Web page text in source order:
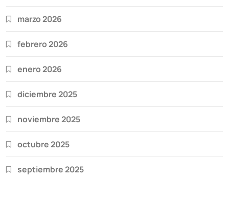
marzo 2026
febrero 2026
enero 2026
diciembre 2025
noviembre 2025
octubre 2025
septiembre 2025